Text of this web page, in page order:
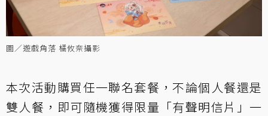
圖／遊戲角落 橘攸奈攝影
本次活動購買任一聯名套餐，不論個人餐還是
雙人餐，即可隨機獲得限量「有聲明信片」一